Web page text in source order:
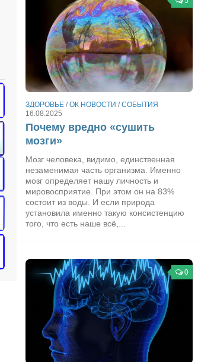
ЗДОРОВЬЕ /ОК НОВОСТИ /СОБЫТИЯ
16.08.2025
Почему вредно «сушить
мозги»
Мозг человека, видимо, единственная
незаменимая часть организма. Именно
мозг определяет нашу личность и
мировосприятие. При этом он на 83%
состоит из воды. И если природа
установила именно такую консистенцию
того, что есть наше всё,...
0